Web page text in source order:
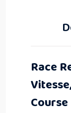
Race
Course